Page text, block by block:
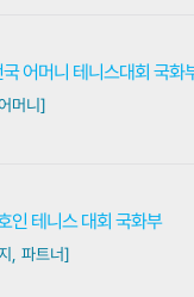
어머니 테니스대회 국화
머니]
인 테니스 대회 국화부
, 파트너]